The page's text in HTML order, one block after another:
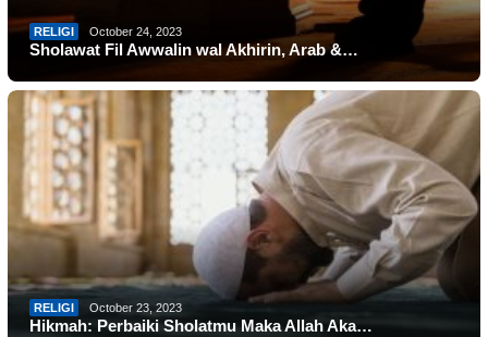
RELIGI October 24, 2023
Sholawat Fil Awwalin wal Akhirin, Arab &…
RELIGI October 23, 2023
Hikmah: Perbaiki Sholatmu Maka Allah Aka…